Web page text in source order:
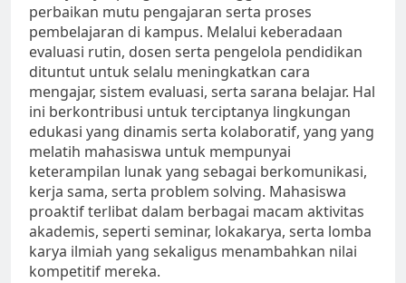
perbaikan mutu pengajaran serta proses
pembelajaran di kampus. Melalui keberadaan
evaluasi rutin, dosen serta pengelola pendidikan
dituntut untuk selalu meningkatkan cara
mengajar, sistem evaluasi, serta sarana belajar. Hal
ini berkontribusi untuk terciptanya lingkungan
edukasi yang dinamis serta kolaboratif, yang yang
melatih mahasiswa untuk mempunyai
keterampilan lunak yang sebagai berkomunikasi,
kerja sama, serta problem solving. Mahasiswa
proaktif terlibat dalam berbagai macam aktivitas
akademis, seperti seminar, lokakarya, serta lomba
karya ilmiah yang sekaligus menambahkan nilai
kompetitif mereka.